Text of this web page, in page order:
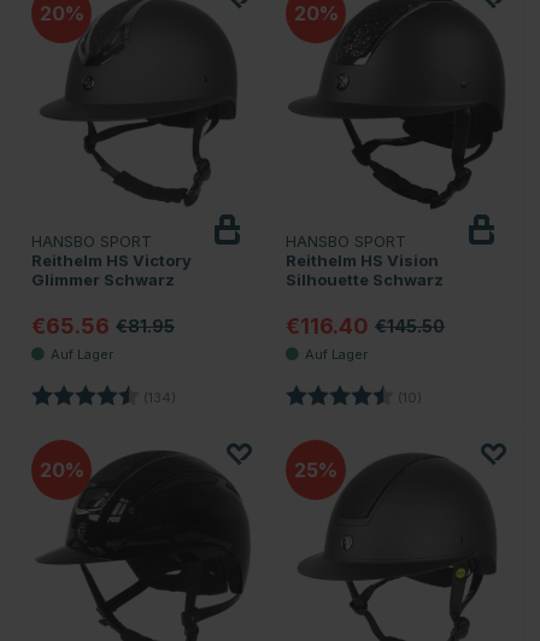
20
HANSBO SPORT
Reithelm HS Victory
Glimmer Schwarz
€65.56 €81.95
Bewertung: (134) 4.6 von 5 Sternen
20
HANSBO SPORT
Reithelm HS Vision
Silhouette Schwarz
€116.40 €145.50
Bewertung: (10)
20 25